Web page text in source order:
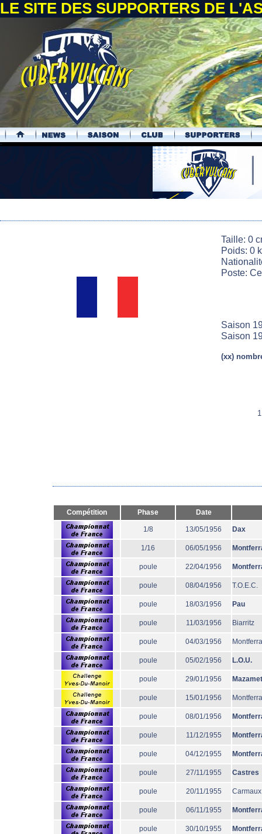
LE SITE DES SUPPORTERS DE
.
Taille: 0
Poids: 0
Poste:
Saison
Saison
(xx)
Compétition Phase Date
1/8 13/05/1956 Dax
1/16 06/05/1956
poule 22/04/1956
poule 08/04/1956 T.O.E.C.
poule 18/03/1956 Pau
poule 11/03/1956 Biarritz
poule 04/03/1956
poule 05/02/1956 L.O.U.
poule 29/01/1956 Mazamet
poule 15/01/1956
poule 08/01/1956
poule 11/12/1955
poule 04/12/1955
poule 27/11/1955 Castres
poule 20/11/1955 Carmaux
poule 06/11/1955
poule 30/10/1955